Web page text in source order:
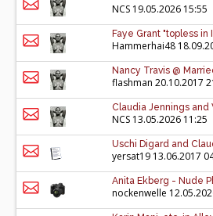
NCS 19.05.2026 15:55
Faye Grant "topless in
Hammerhai48
Nancy Travis @
flashman 20.10.2017
Claudia Jennings and
NCS 13.05.2026 11:25
Uschi Digard and
yersat19 13.06.2017
Anita Ekberg - Nude
nockenwelle